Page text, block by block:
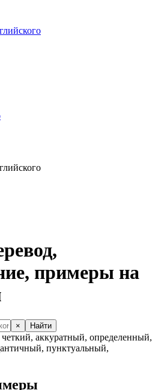
примеры на
× Найти
аккуратный, определенный,
пунктуальный,